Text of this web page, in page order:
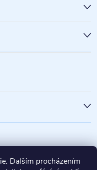
Dalším procházením